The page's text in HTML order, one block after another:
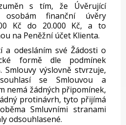
s tím, že Úvěrující
finanční úvěry
Kč do 20.000 Kč, a to
na Peněžní účet Klienta.
a odesláním své Žádosti o
formě dle podmínek
Smlouvy výslovně stvrzuje,
se Smlouvou a
nemá žádných připomínek,
protinávrh, tyto přijímá
Smluvními stranami
odsouhlasené.